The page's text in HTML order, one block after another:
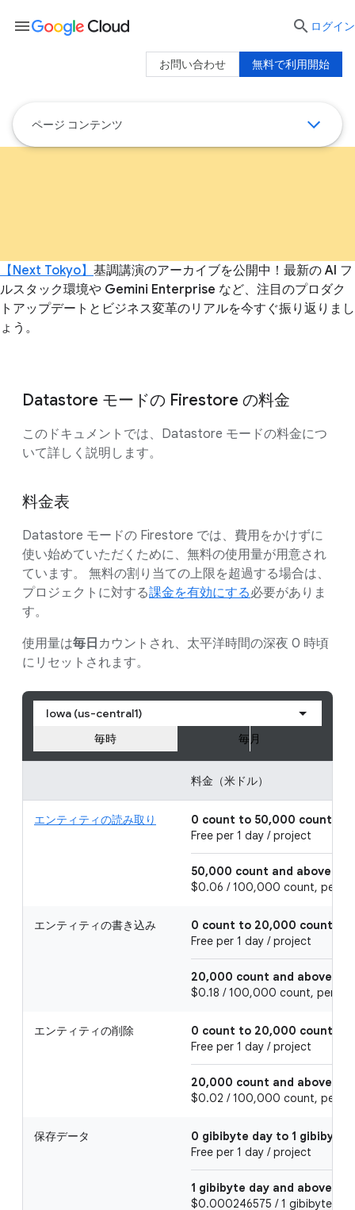
ページ コンテンツ
【Next Tokyo】 基調講演のアーカイブを公開中！最新の AI フ
ルスタック環境や Gemini Enterprise など、注目のプロダク
トアップデートとビジネス変革のリアルを今すぐ振り返りまし
ょう。
Datastore モードの Firestore の料金
このドキュメントでは、Datastore モードの料金につ
いて詳しく説明します。
料金表
Datastore モードの Firestore では、費用をかけずに
使い始めていただくために、無料の使用量が用意され
ています。 無料の割り当ての上限を超過する場合は、
プロジェクトに対する課金を有効にする必要がありま
す。
使用量は毎日 カウントされ、太平洋時間の深夜 0 時頃
にリセットされます。
Iowa (us-central1)
毎時
毎月
料金（米ドル）
エンティティの読み取り
0 count to 50,000 count
Free per 1 day / project
50,000 count and above
$0.06 / 100,000 count, per 1
エンティティの書き込み
0 count to 20,000 count
Free per 1 day / project
20,000 count and above
$0.18 / 100,000 count, per 1
エンティティの削除
0 count to 20,000 count
Free per 1 day / project
20,000 count and above
$0.02 / 100,000 count, per 1
保存データ
0 gibibyte day to 1 gibibyte
Free per 1 day / project
1 gibibyte day and above
$0.000246575 / 1 gibibyte
menu  ログイン
無料で利用開始
お問い合わせ